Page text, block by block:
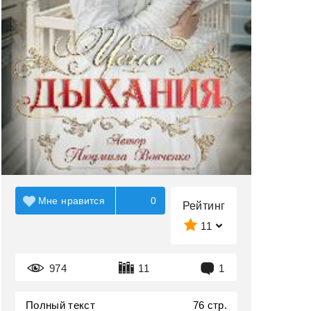
Рейтинг
11
974 11 1
Мне нравится 0
Полный текст 76 стр.